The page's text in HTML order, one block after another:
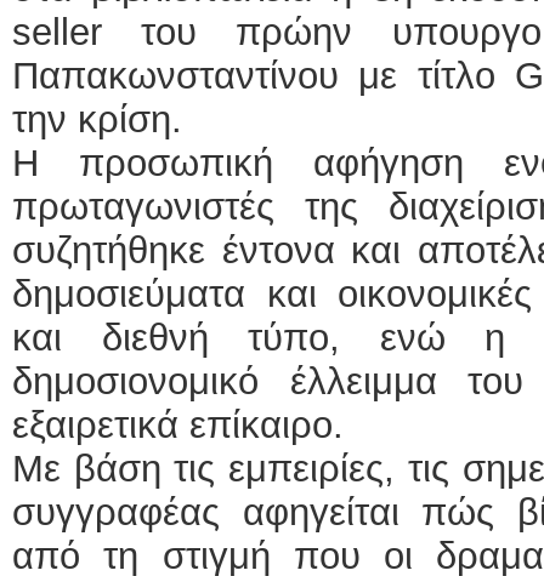
seller του πρώην
Παπακωνσταντίνου με τίτλο
την κρίση.
Η προσωπική αφήγηση
πρωταγωνιστές της
συζητήθηκε έντονα και
δημοσιεύματα και
και διεθνή τύπο, ενώ η
δημοσιονομικό έλλειμμα
εξαιρετικά επίκαιρο.
Με βάση τις εμπειρίες, τις
συγγραφέας αφηγείται πώς
από τη στιγμή που οι